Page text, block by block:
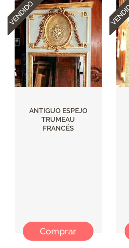
ANTIGUO ESPEJO
TRUMEAU
FRANCÉS
Comprar